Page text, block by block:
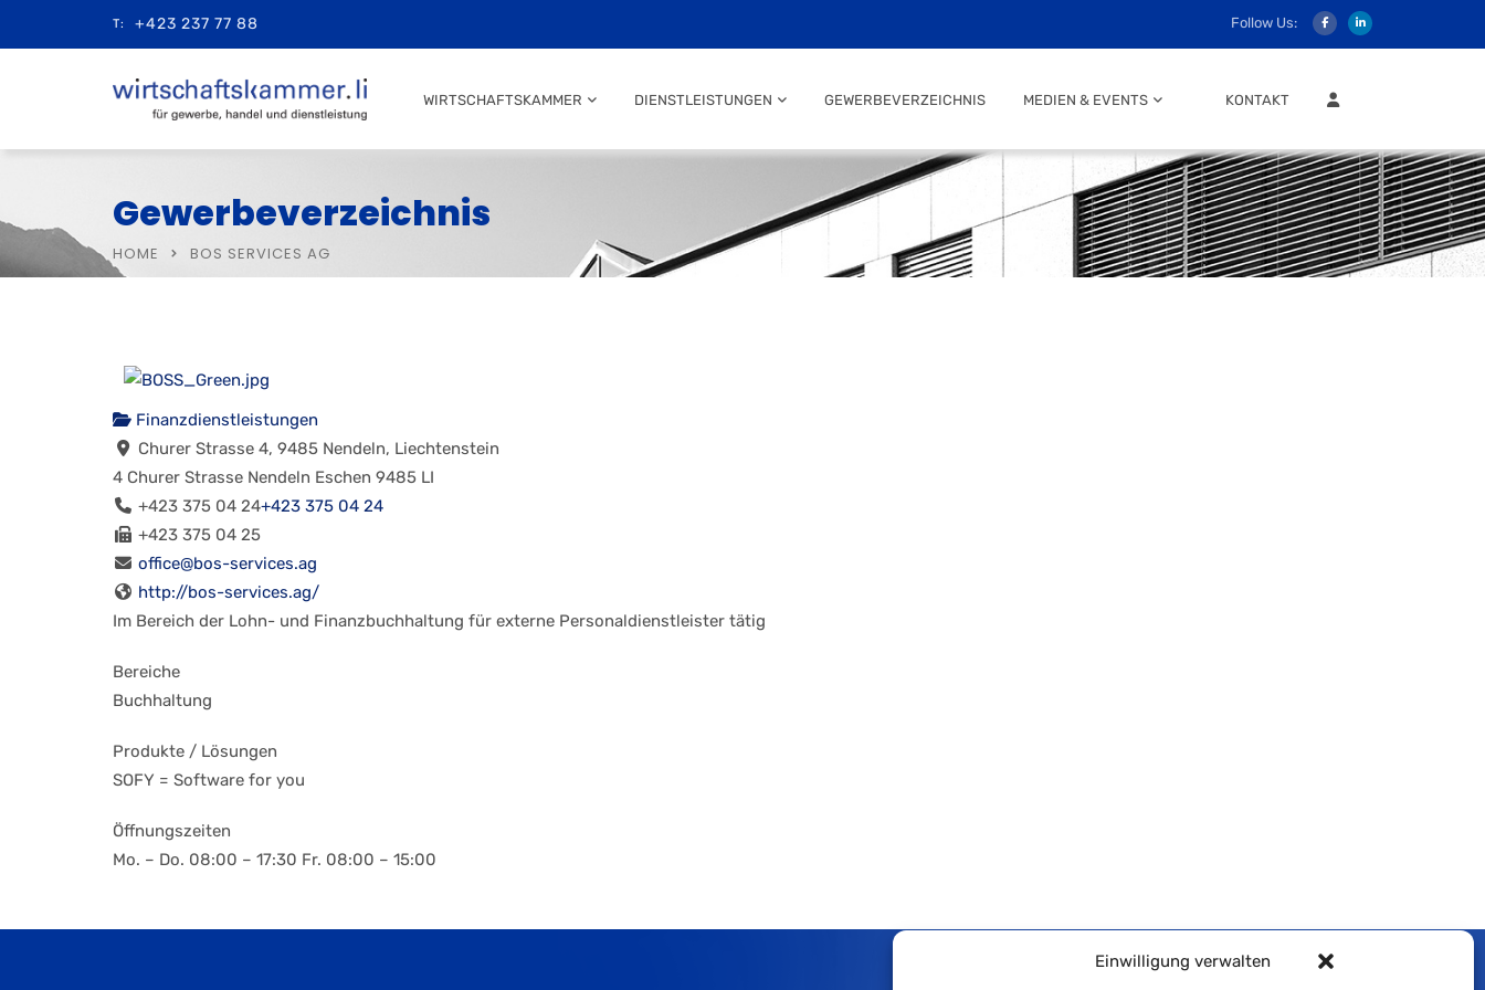
Einwilligung verwalten
T: +423 237 77 88 Follow Us:
WIRTSCHAFTSKAMMER DIENSTLEISTUNGEN GEWERBEVERZEICHNIS MEDIEN & EVENTS KONTAKT MITGLIEDER LOGIN
Gewerbeverzeichnis
HOME BOS SERVICES AG
Finanzdienstleistungen
Churer Strasse 4, 9485 Nendeln, Liechtenstein
4 Churer Strasse Nendeln Eschen 9485 LI
+423 375 04 24+423 375 04 24
+423 375 04 25
office@bos-services.ag
http://bos-services.ag/
Im Bereich der Lohn- und Finanzbuchhaltung für externe Personaldienstleister tätig
Bereiche
Buchhaltung
Produkte / Lösungen
SOFY = Software for you
Öffnungszeiten
Mo. – Do. 08:00 – 17:30 Fr. 08:00 – 15:00